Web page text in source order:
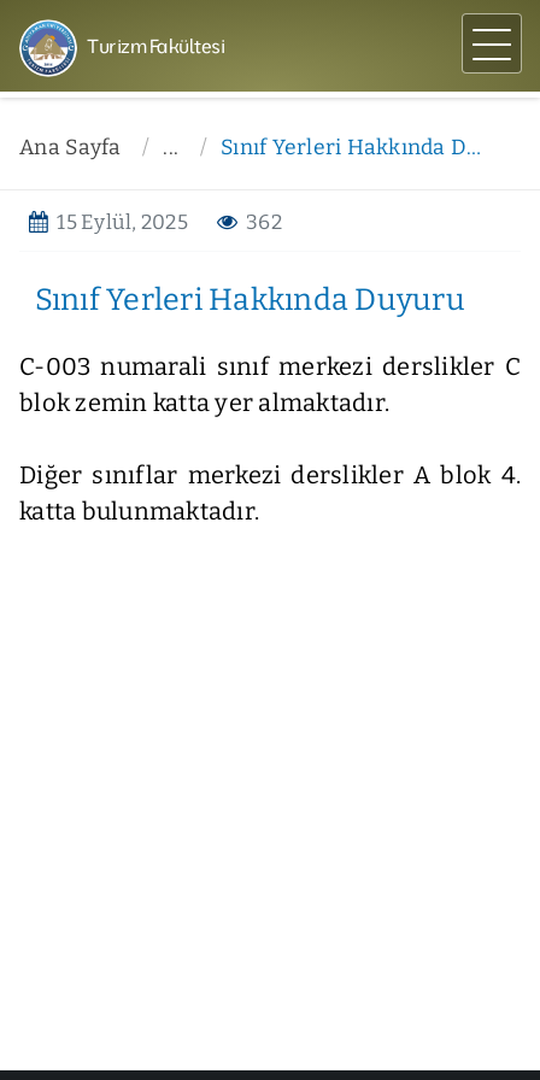
Turizm Fakültesi
Ana Sayfa ... Sınıf Yerleri Hakkında Duyuru
15 Eylül, 2025 362
Sınıf Yerleri Hakkında Duyuru
C-003 numarali sınıf merkezi derslikler C
blok zemin katta yer almaktadır.
Diğer sınıflar merkezi derslikler A blok 4.
katta bulunmaktadır.